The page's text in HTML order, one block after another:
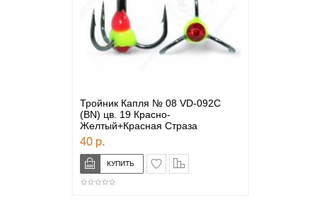
Тройник Капля № 08 VD-092C
(BN) цв. 19 Красно-
Желтый+Красная Страза
40 р.
в закладки